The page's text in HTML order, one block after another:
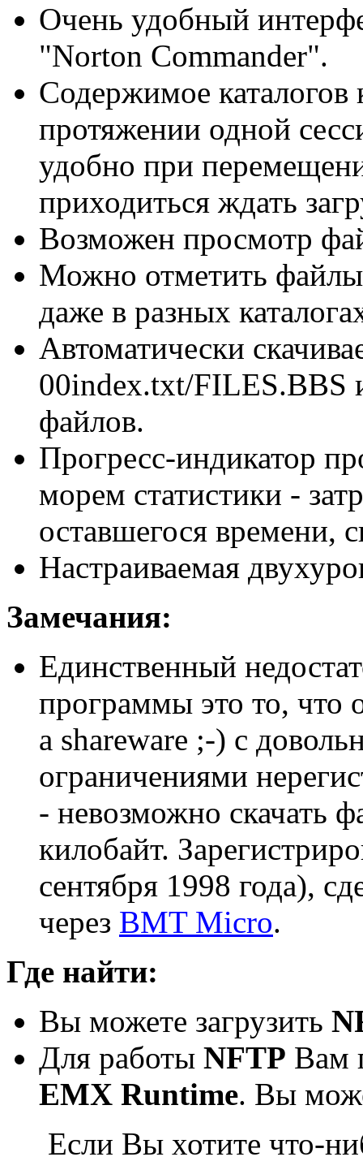
Очень удобный
"Norton Commander".
Содержимое каталогов
протяжении одной
удобно при
приходиться ждать
Возможен просмотр
Можно отметить файлы
даже в разных
Автоматически
00index.txt/FILES.BBS
файлов.
Прогресс-индикатор
морем статистики -
оставшегося времени,
Настраиваемая
Замечания:
Единственный
программы это то, что
а shareware ;-) с
ограничениями
- невозможно скачать
килобайт.
сентября 1998 года),
через BMT Micro.
Где найти:
Вы можете загрузить
Для работы NFTP Вам
EMX Runtime. Вы
Если Вы хотите что-